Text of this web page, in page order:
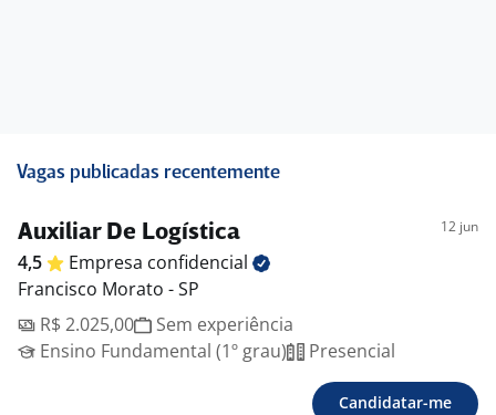
Vagas publicadas recentemente
Auxiliar De Logística 12 jun
4,5 Empresa confidencial
Francisco Morato - SP
R$ 2.025,00
Sem experiência
Ensino Fundamental (1º grau)
Presencial
Candidatar-me